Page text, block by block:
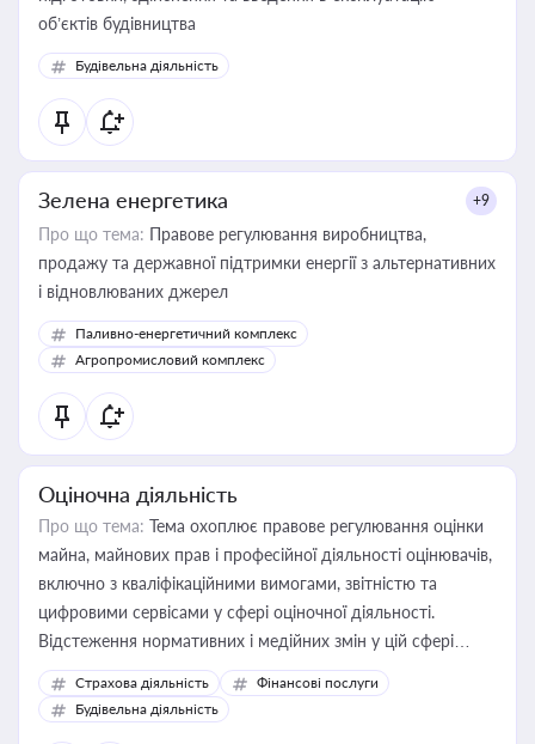
об’єктів будівництва
Будівельна діяльність
Зелена енергетика +9
Про що тема: Правове регулювання виробництва,
продажу та державної підтримки енергії з альтернативних
і відновлюваних джерел
Паливно-енергетичний комплекс
Агропромисловий комплекс
Оціночна діяльність
Про що тема: Тема охоплює правове регулювання оцінки
майна, майнових прав і професійної діяльності оцінювачів,
включно з кваліфікаційними вимогами, звітністю та
цифровими сервісами у сфері оціночної діяльності.
Відстеження нормативних і медійних змін у цій сфері
корисне для власника бізнесу, керівника, юриста або
бухгалтера під час оподаткування, приватизації, оренди
державного майна, корпоративних угод і перевірки
Страхова діяльність
Фінансові послуги
Будівельна діяльність